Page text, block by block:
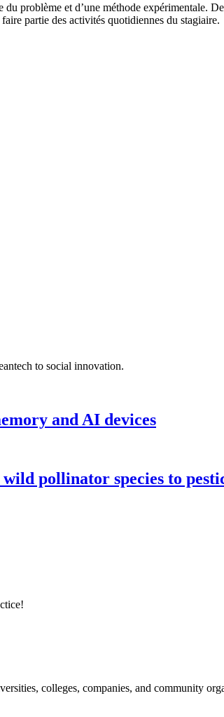
problème et d’une méthode expérimentale.
partie des activités quotidiennes du stagiaire.
to social innovation.
and AI devices
pollinator species to
colleges, companies, and community